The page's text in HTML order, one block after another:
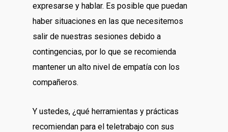
expresarse y hablar. Es posible que puedan
haber situaciones en las que necesitemos
salir de nuestras sesiones debido a
contingencias, por lo que se recomienda
mantener un alto nivel de empatía con los
compañeros.
Y ustedes, ¿qué herramientas y prácticas
recomiendan para el teletrabajo con sus